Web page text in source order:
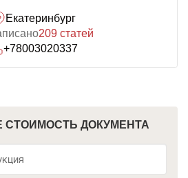
Екатеринбург
209 статей
+78003020337
СТОИМОСТЬ ДОКУМЕНТА